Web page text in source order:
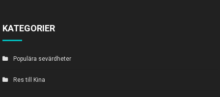
KATEGORIER
Populära sevärdheter
Res till Kina